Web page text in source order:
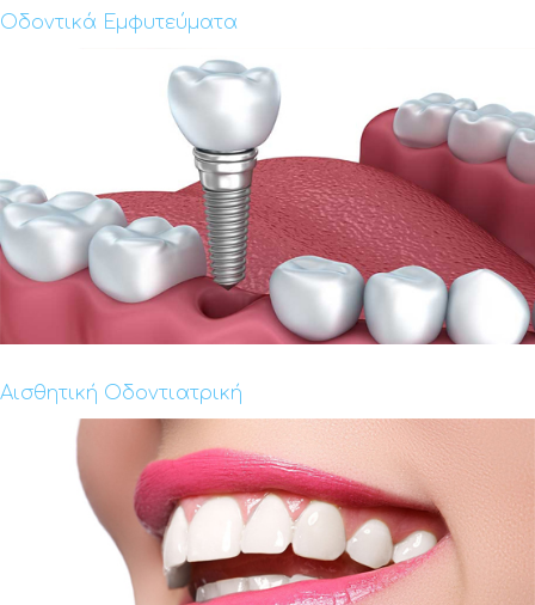
Οδοντικά Εμφυτεύματα
Αισθητική Οδοντιατρική